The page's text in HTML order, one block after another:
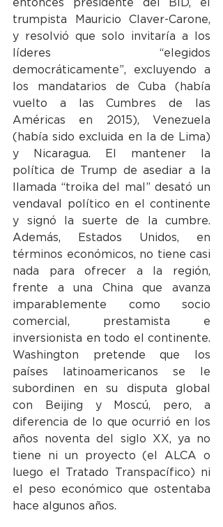
entonces presidente del BID, el
trumpista Mauricio Claver-Carone,
y resolvió que solo invitaría a los
líderes “elegidos
democráticamente”, excluyendo a
los mandatarios de Cuba (había
vuelto a las Cumbres de las
Américas en 2015), Venezuela
(había sido excluida en la de Lima)
y Nicaragua. El mantener la
política de Trump de asediar a la
llamada “troika del mal” desató un
vendaval político en el continente
y signó la suerte de la cumbre.
Además, Estados Unidos, en
términos económicos, no tiene casi
nada para ofrecer a la región,
frente a una China que avanza
imparablemente como socio
comercial, prestamista e
inversionista en todo el continente.
Washington pretende que los
países latinoamericanos se le
subordinen en su disputa global
con Beijing y Moscú, pero, a
diferencia de lo que ocurrió en los
años noventa del siglo XX, ya no
tiene ni un proyecto (el ALCA o
luego el Tratado Transpacífico) ni
el peso económico que ostentaba
hace algunos años.